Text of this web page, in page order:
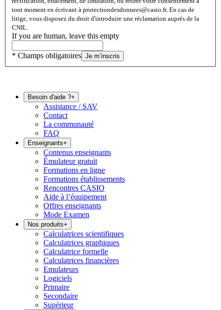
tout moment en écrivant à protectiondesdonnees@casio.fr. En cas de
litige, vous disposez du droit d'introduire une réclamation auprès de la
CNIL.
If you are human, leave this empty
* Champs obligatoires Je m’inscris
Besoin d'aide ?+
Assistance / SAV
Contact
La communauté
FAQ
Enseignants+
Contenus enseignants
Émulateur gratuit
Formations en ligne
Formations établissements
Rencontres CASIO
Aide à l’équipement
Offres enseignants
Mode Examen
Nos produits+
Calculatrices scientifiques
Calculatrices graphiques
Calculatrice formelle
Calculatrices financières
Emulateurs
Logiciels
Primaire
Secondaire
Supérieur